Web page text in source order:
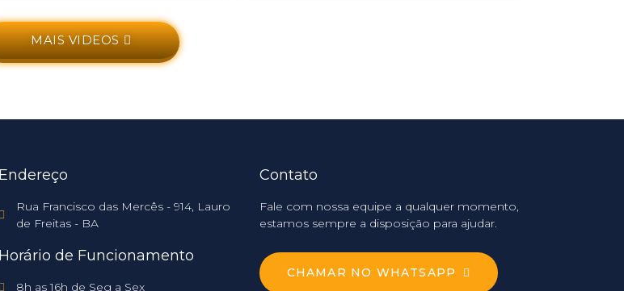
MAIS VIDEOS
Endereço
Rua Francisco das Mercês - 914, Lauro
de Freitas - BA
Horário de Funcionamento
8h as 16h de Seg a Sex
Contato
Fale com nossa equipe a qualquer momento,
estamos sempre a disposição para ajudar.
CHAMAR NO WHATSAPP